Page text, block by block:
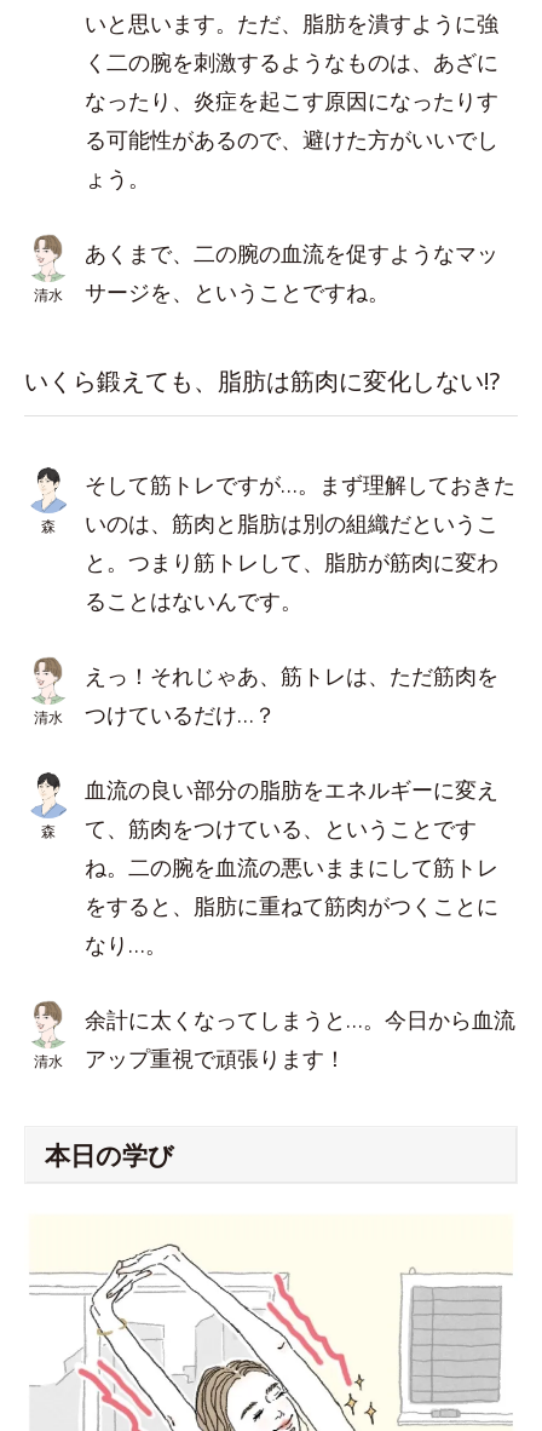
いと思います。ただ、脂肪を潰すように強
く二の腕を刺激するようなものは、あざに
なったり、炎症を起こす原因になったりす
る可能性があるので、避けた方がいいでし
ょう。
清水
あくまで、二の腕の血流を促すようなマッ
サージを、ということですね。
いくら鍛えても、脂肪は筋肉に変化しない!?
森
そして筋トレですが…。まず理解しておきた
いのは、筋肉と脂肪は別の組織だというこ
と。つまり筋トレして、脂肪が筋肉に変わ
ることはないんです。
清水
えっ！それじゃあ、筋トレは、ただ筋肉を
つけているだけ…？
森
血流の良い部分の脂肪をエネルギーに変え
て、筋肉をつけている、ということです
ね。二の腕を血流の悪いままにして筋トレ
をすると、脂肪に重ねて筋肉がつくことに
なり…。
清水
余計に太くなってしまうと…。今日から血流
アップ重視で頑張ります！
本日の学び